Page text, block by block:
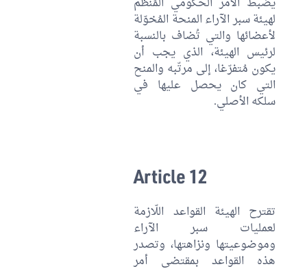
لهيئة سبر الآراء المنحة المُخوّلة
لأعضائها والتي تُضاف بالنسبة
لرئيس الهيئة، الذي يجب أن
يكون مُتفرّغا، إلى مرتّبه والمنح
التي كان يحصل عليها في
سلكه الأصلي.
Article 12
تقترح الهيئة القواعد اللّازمة
لعمليات سبر الآراء
وموضوعيتها ونزاهتها، وتصدر
هذه القواعد بمقتضى أمر